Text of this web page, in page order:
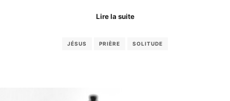
Lire la suite
JÉSUS PRIÈRE SOLITUDE